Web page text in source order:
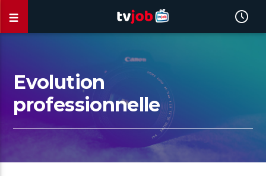
Evolution
professionnelle